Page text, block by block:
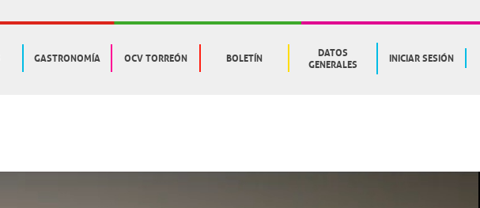
GASTRONOMÍA OCV TORREÓN BOLETÍN
DATOS
GENERALES
INICIAR SESIÓN